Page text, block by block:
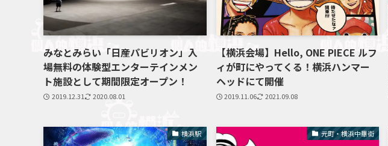
みなとみらい「日産パビリオン」入
場無料の体験型エンターテインメン
ト施設として期間限定オープン！
2019.12.31 2020.08.01
【横浜会場】Hello, ONE PIECE ルフ
ィが町にやってくる！横浜ハンマー
ヘッドにて開催
2019.11.06 2021.09.08
横浜駅 元町・横浜中華街